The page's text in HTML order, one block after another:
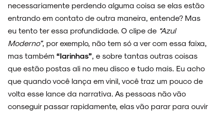
necessariamente perdendo alguma coisa se elas estão
entrando em contato de outra maneira, entende? Mas
eu tento ter essa profundidade. O clipe de “Azul
Moderno”, por exemplo, não tem só a ver com essa faixa,
mas também “Iarinhas”, e sobre tantas outras coisas
que estão postas ali no meu disco e tudo mais. Eu acho
que quando você lança em vinil, você traz um pouco de
volta esse lance da narrativa. As pessoas não vão
conseguir passar rapidamente, elas vão parar para ouvir